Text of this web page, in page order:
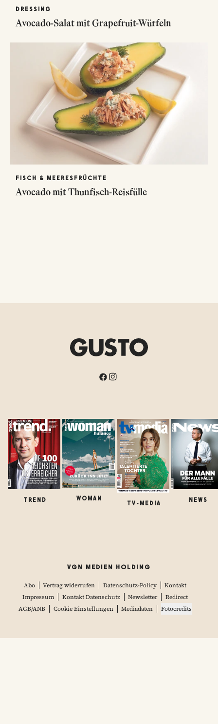
DRESSING
Avocado-Salat mit Grapefruit-Würfeln
FISCH & MEERESFRÜCHTE
Avocado mit Thunfisch-Reisfülle
TREND WOMAN
TV-MEDIA
NEWS
VGN MEDIEN HOLDING
Abo Vertrag widerrufen Datenschutz-Policy
Kontakt
Impressum
Kontakt Datenschutz Newsletter
Redirect
AGB/ANB
Cookie Einstellungen Mediadaten Fotocredits